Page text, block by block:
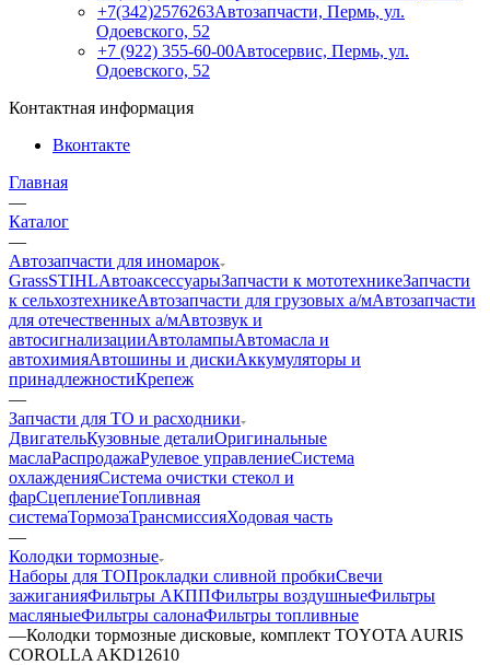
+7(342)2576263Автозапчасти, Пермь, ул.
Одоевского, 52
+7 (922) 355-60-00Автосервис, Пермь, ул.
Одоевского, 52
Контактная информация
Вконтакте
Главная
—
Каталог
—
Автозапчасти для иномарок
GrassSTIHLАвтоаксессуарыЗапчасти к мототехникеЗапчасти
к сельхозтехникеАвтозапчасти для грузовых а/мАвтозапчасти
для отечественных а/мАвтозвук и
автосигнализацииАвтолампыАвтомасла и
автохимияАвтошины и дискиАккумуляторы и
принадлежностиКрепеж
—
Запчасти для ТО и расходники
ДвигательКузовные деталиОригинальные
маслаРаспродажаРулевое управлениеСистема
охлажденияСистема очистки стекол и
фарСцеплениеТопливная
системаТормозаТрансмиссияХодовая часть
—
Колодки тормозные
Наборы для ТОПрокладки сливной пробкиСвечи
зажиганияФильтры АКППФильтры воздушныеФильтры
масляныеФильтры салонаФильтры топливные
—Колодки тормозные дисковые, комплект TOYOTA AURIS
COROLLA AKD12610